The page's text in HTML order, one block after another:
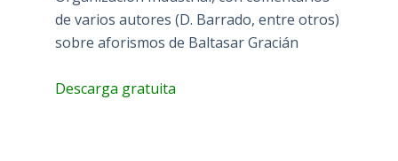
de varios autores (D. Barrado, entre otros)
sobre aforismos de Baltasar Gracián
Descarga gratuita